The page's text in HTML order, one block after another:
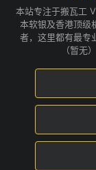
本站专注于搬瓦工
本软银及香港顶级
者，这里都有最专
（暂无